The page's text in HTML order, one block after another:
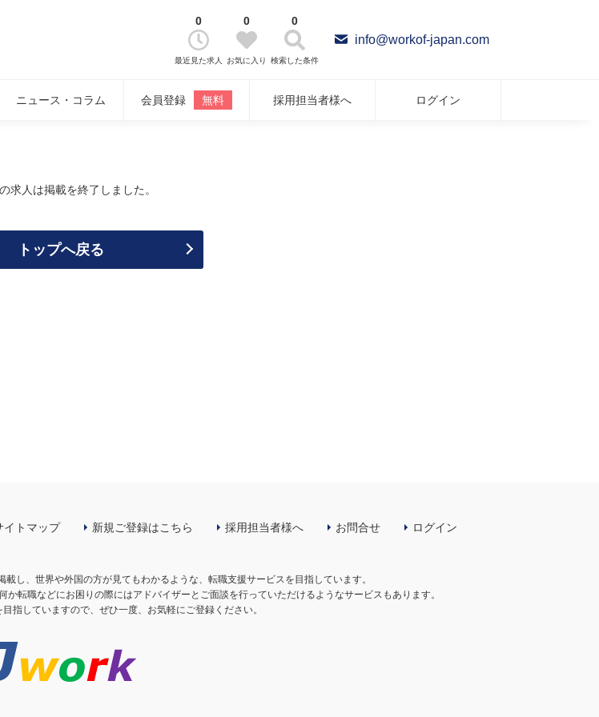
0
最近見た求人
0
お気に入り
0
検索した条件
info@workof-japan.com
ニュース・コラム 会員登録 無料 採用担当者様へ ログイン
求人は掲載を終了しました。
トップへ戻る
イトマップ 新規ご登録はこちら 採用担当者様へ お問合せ ログイン
し、世界や外国の方が見てもわかるような、転職支援サービスを目指しています。
転職などにお困りの際にはアドバイザーとご面談を行っていただけるようなサービスもあります。
指していますので、ぜひ一度、お気軽にご登録ください。